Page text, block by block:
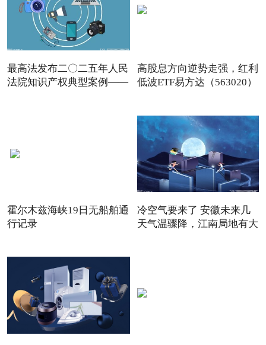
最高法发布二〇二五年人民
法院知识产权典型案例——
高股息方向逆势走强，红利
低波ETF易方达（563020）
霍尔木兹海峡19日无船舶通
行记录
冷空气要来了 安徽未来几
天气温骤降，江南局地有大